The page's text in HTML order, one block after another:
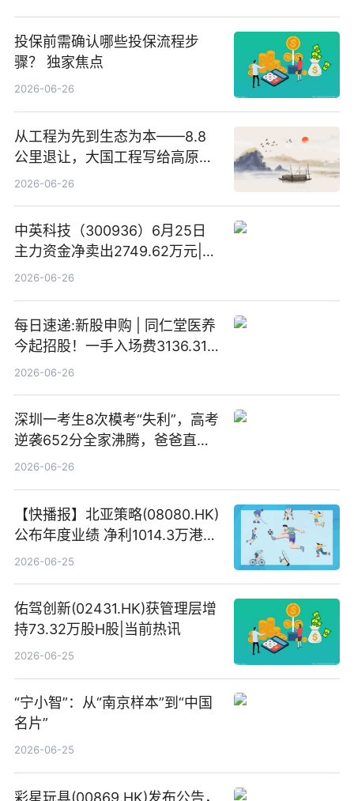
投保前需确认哪些投保流程步
骤？ 独家焦点
2026-06-26
从工程为先到生态为本——8.8
公里退让，大国工程写给高原生
灵的温柔情书
2026-06-26
中英科技（300936）6月25日
主力资金净卖出2749.62万元|每
日速看
2026-06-26
每日速递:新股申购 | 同仁堂医养
今起招股！一手入场费3136.31
港元
2026-06-26
深圳一考生8次模考“失利”，高考
逆袭652分全家沸腾，爸爸直呼
“没查错吧” 焦点简讯
2026-06-26
【快播报】北亚策略(08080.HK)
公布年度业绩 净利1014.3万港元
同比扭亏为盈
2026-06-25
佑驾创新(02431.HK)获管理层增
持73.32万股H股|当前热讯
2026-06-25
“宁小智”：从“南京样本”到“中国
名片”
2026-06-25
彩星玩具(00869.HK)发布公告，